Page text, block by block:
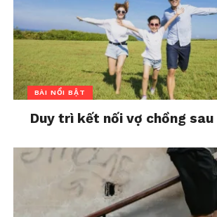
BÀI NỔI BẬT
Duy trì kết nối vợ chồng